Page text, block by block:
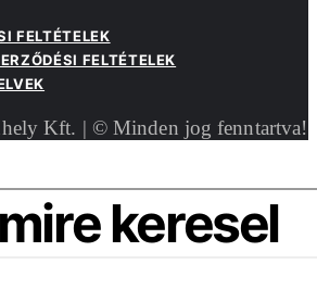
FELTÉTELEK
FELTÉTELEK
Kft. | © Minden jog fenntartva!